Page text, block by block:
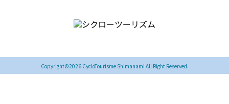
Copyright©2026 CycloTourisme Shimanami All Right Reserved.